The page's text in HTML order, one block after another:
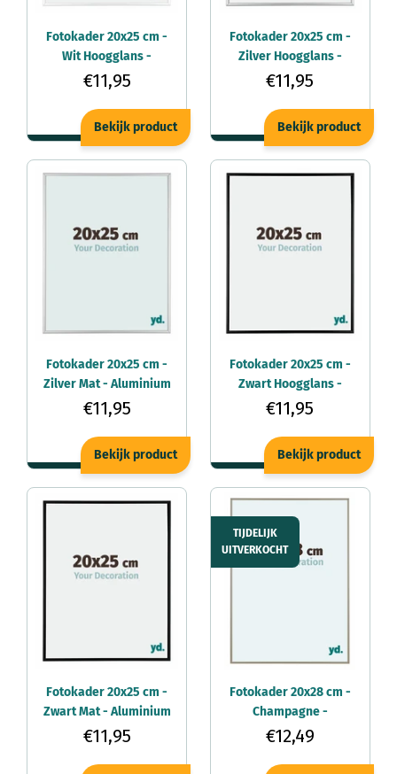
Fotokader 20x25 cm -
Wit Hoogglans -
Aluminium - Kent
€11,95
Bekijk product
Fotokader 20x25 cm -
Zilver Hoogglans -
Aluminium - Kent
€11,95
Bekijk product
Fotokader 20x25 cm -
Zilver Mat - Aluminium
- Kent
€11,95
Bekijk product
Fotokader 20x25 cm -
Zwart Hoogglans -
Aluminium - Kent
€11,95
Bekijk product
Fotokader 20x25 cm -
Zwart Mat - Aluminium
- Kent
€11,95
TIJDELIJK
UITVERKOCHT
Fotokader 20x28 cm -
Champagne -
Aluminium - Kent
€12,49